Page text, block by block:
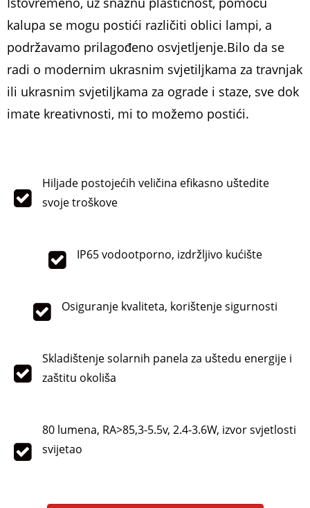
kalupa se mogu postići različiti oblici lampi, a
podržavamo prilagođeno osvjetljenje.Bilo da se
radi o modernim ukrasnim svjetiljkama za travnjak
ili ukrasnim svjetiljkama za ograde i staze, sve dok
imate kreativnosti, mi to možemo postići.
Hiljade postojećih veličina efikasno uštedite
svoje troškove
IP65 vodootporno, izdržljivo kućište
Osiguranje kvaliteta, korištenje sigurnosti
Skladištenje solarnih panela za uštedu energije i
zaštitu okoliša
80 lumena, RA>85,3-5.5v, 2.4-3.6W, izvor svjetlosti
svijetao